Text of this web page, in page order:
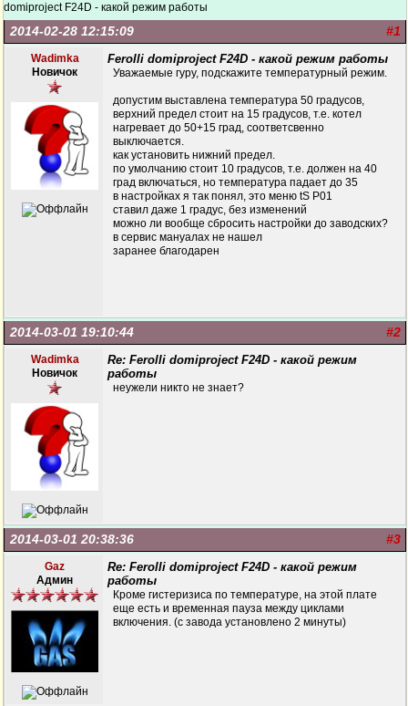
domiproject F24D - какой режим работы
#1
2014-02-28 12:15:09
Wadimka
Новичок
Ferolli domiproject F24D - какой режим работы
Уважаемые гуру, подскажите температурный режим.
допустим выставлена температура 50 градусов,
верхний предел стоит на 15 градусов, т.е. котел
нагревает до 50+15 град, соответсвенно
выключается.
как установить нижний предел.
по умолчанию стоит 10 градусов, т.е. должен на 40
град включаться, но температура падает до 35
в настройках я так понял, это меню tS P01
ставил даже 1 градус, без изменений
можно ли вообще сбросить настройки до заводских?
в сервис мануалах не нашел
заранее благодарен
#2
2014-03-01 19:10:44
Wadimka
Новичок
Re: Ferolli domiproject F24D - какой режим
работы
неужели никто не знает?
#3
2014-03-01 20:38:36
Gaz
Админ
Re: Ferolli domiproject F24D - какой режим
работы
Кроме гистеризиса по температуре, на этой плате
еще есть и временная пауза между циклами
включения. (с завода установлено 2 минуты)